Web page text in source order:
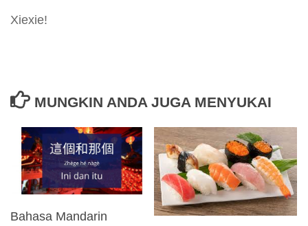
Xiexie!
MUNGKIN ANDA JUGA MENYUKAI
Bahasa Mandarin